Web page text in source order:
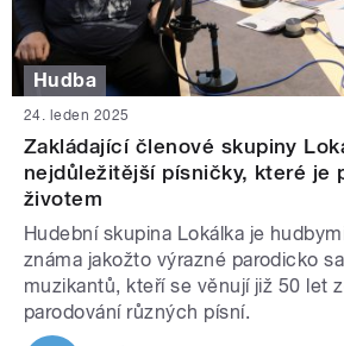
Hudba
24. leden 2025
Zakládající členové skupiny
nejdůležitější písničky, které je
životem
Hudební skupina Lokálka je
známa jakožto výrazné parodicko
muzikantů, kteří se věnují již 50 let
parodování různých písní.